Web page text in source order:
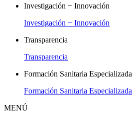
Investigación + Innovación
Investigación + Innovación
Transparencia
Transparencia
Formación Sanitaria Especializada
Formación Sanitaria Especializada
MENÚ